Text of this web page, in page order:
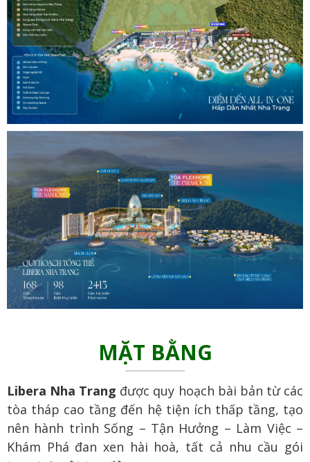
MẶT BẰNG
Libera Nha Trang được quy hoạch bài bản từ các
tòa tháp cao tầng đến hệ tiện ích thấp tầng, tạo
nên hành trình Sống – Tận Hưởng – Làm Việc –
Khám Phá đan xen hài hoà, tất cả nhu cầu gói